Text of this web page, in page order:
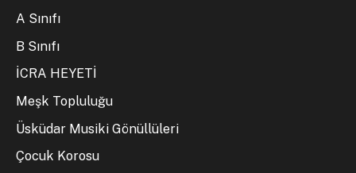
A Sınıfı
B Sınıfı
İCRA HEYETİ
Meşk Topluluğu
Üsküdar Musiki Gönüllüleri
Çocuk Korosu